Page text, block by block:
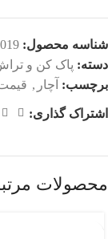
شناسه محصول:
دسته: پاک کن و
برچسب: آچار ,
اشتراک گذاری:
محصولات